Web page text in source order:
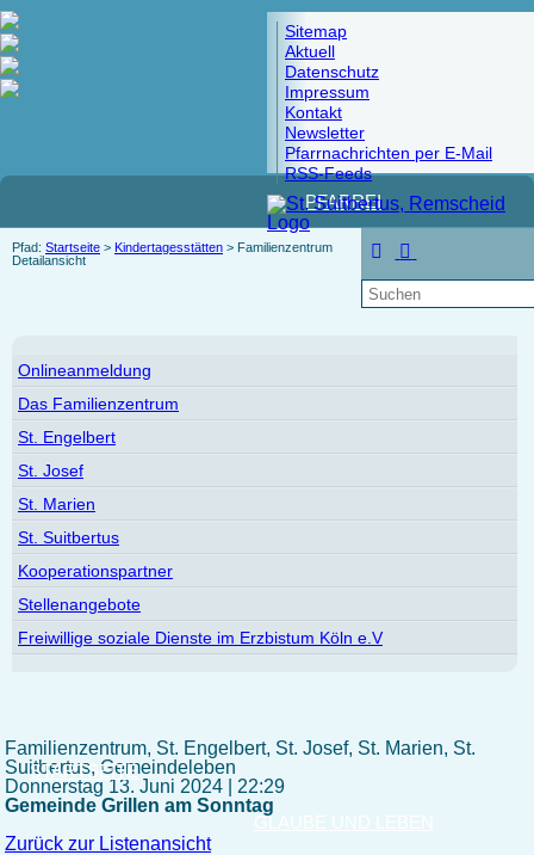
Sitemap
Aktuell
Datenschutz
Impressum
Kontakt
Newsletter
Pfarrnachrichten per E-Mail
RSS-Feeds
STARTSEITE
PFARREI
GLAUBE UND LEBEN
Pfad: Startseite > Kindertagesstätten > Familienzentrum
Detailansicht
Onlineanmeldung
Das Familienzentrum
St. Engelbert
St. Josef
St. Marien
St. Suitbertus
Kooperationspartner
Stellenangebote
Freiwillige soziale Dienste im Erzbistum Köln e.V
Familienzentrum, St. Engelbert, St. Josef, St. Marien, St.
Suitbertus, Gemeindeleben
Donnerstag 13. Juni 2024 | 22:29
Gemeinde Grillen am Sonntag
Zurück zur Listenansicht